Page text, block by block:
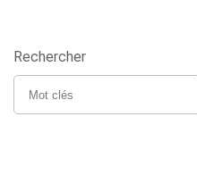
Rechercher